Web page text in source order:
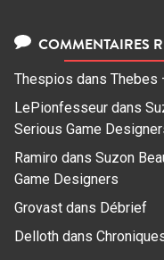
COMMENTAIRES
Thespios dans Thebes
LePionfesseur dans
Serious Game
Ramiro dans Suzon
Game Designers
Grovast dans Débrief
Delloth dans